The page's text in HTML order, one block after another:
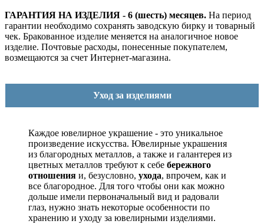
ГАРАНТИЯ НА ИЗДЕЛИЯ - 6 (шесть) месяцев. На период
гарантии необходимо сохранять заводскую бирку и товарный
чек. Бракованное изделие меняется на аналогичное новое
изделие. Почтовые расходы, понесенные покупателем,
возмещаются за счет Интернет-магазина.
Уход за изделиями
Каждое ювелирное украшение - это уникальное
произведение искусства. Ювелирные украшения
из благородных металлов, а также и галантерея из
цветных металлов требуют к себе бережного
отношения и, безусловно, ухода, впрочем, как и
все благородное. Для того чтобы они как можно
дольше имели первоначальный вид и радовали
глаз, нужно знать некоторые особенности по
хранению и уходу за ювелирными изделиями.